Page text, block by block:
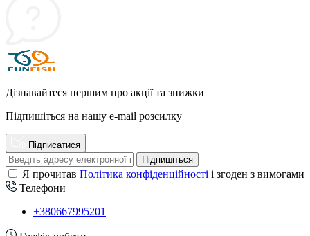
Дізнавайтеся першим про акції та знижки
Підпишіться на нашу e-mail розсилку
Підписатися
Підпишіться
Я прочитав Політика конфіденційності і згоден з вимогами
Телефони
+380667995201